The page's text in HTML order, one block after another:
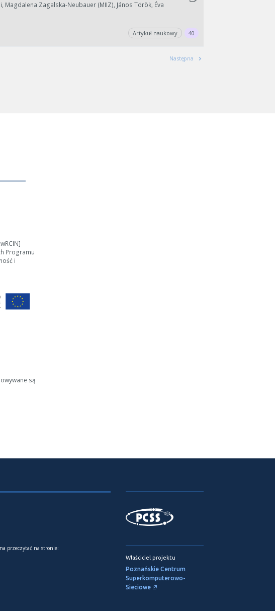
Zagalska-Neubauer (MIIZ), János Török, Éva
Artykuł naukowy 40
Następna
Programu
i
są
przeczytać na stronie:
Właściciel projektu
Poznańskie Centrum
Superkomputerowo-
Sieciowe